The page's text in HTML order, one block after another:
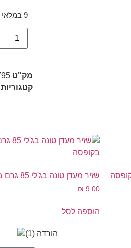
9 במלאי
מק"ט
קטגוריות
שזיר מעדן טונה בג'לי 85 גרם בקופסה
₪ 9.00
הוספה לסל